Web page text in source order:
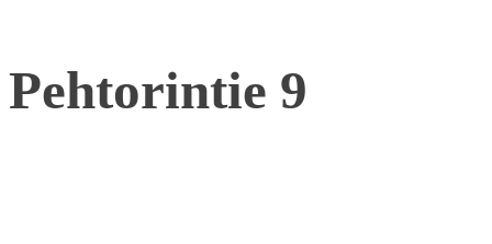
Pehtorintie 9